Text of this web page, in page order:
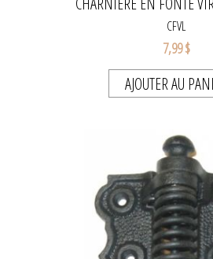
CFVL
7,99 $
AJOUTER AU